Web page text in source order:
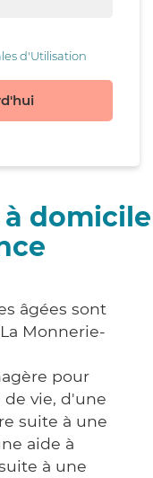
d'Utilisation
à domicile
âgées sont
Monnerie-
pour
vie, d'une
suite à une
aide à
à une